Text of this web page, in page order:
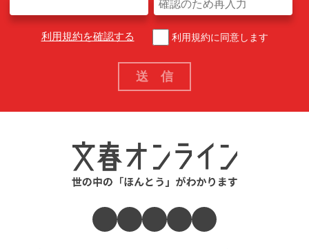
利用規約を確認する 利用規約に同意します